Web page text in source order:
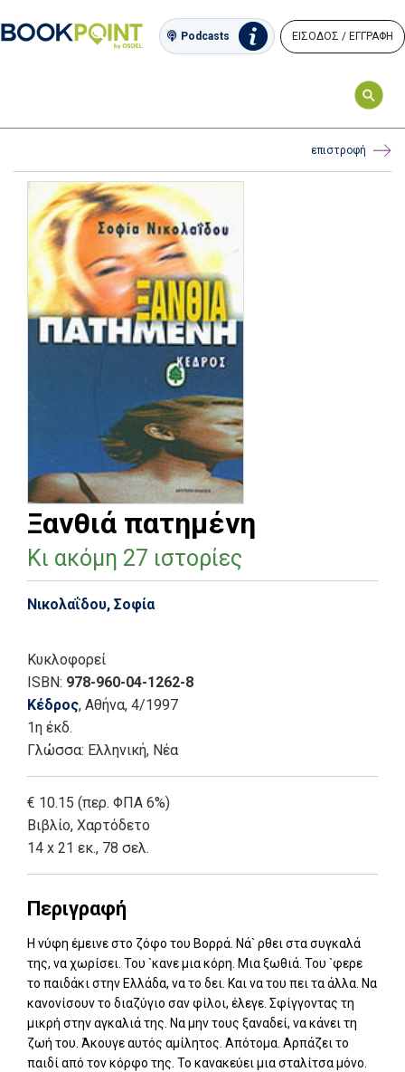
Podcasts ΕΙΣΟΔΟΣ / ΕΓΓΡΑΦΗ
επιστροφή
Ξανθιά πατημένη
Κι ακόμη 27 ιστορίες
Νικολαΐδου, Σοφία
Κυκλοφορεί
ISBN: 978-960-04-1262-8
Κέδρος, Αθήνα, 4/1997
1η έκδ.
Γλώσσα: Ελληνική, Νέα
€ 10.15 (περ. ΦΠΑ 6%)
Βιβλίο, Χαρτόδετο
14 x 21 εκ., 78 σελ.
Περιγραφή
Η νύφη έμεινε στο ζόφο του Βορρά. Νά` ρθει στα συγκαλά
της, να χωρίσει. Του `κανε μια κόρη. Μια ξωθιά. Του `φερε
το παιδάκι στην Ελλάδα, να το δει. Και να του πει τα άλλα. Να
κανονίσουν το διαζύγιο σαν φίλοι, έλεγε. Σφίγγοντας τη
μικρή στην αγκαλιά της. Να μην τους ξαναδεί, να κάνει τη
ζωή του. Άκουγε αυτός αμίλητος. Απότομα. Αρπάζει το
παιδί από τον κόρφο της. Το κανακεύει μια σταλίτσα μόνο.